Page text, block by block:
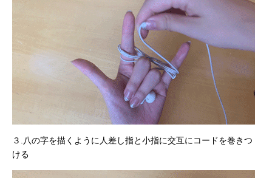
３.八の字を描くように人差し指と小指に交互にコードを巻きつ
ける